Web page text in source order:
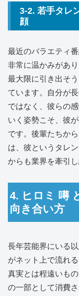
3-2. 若手タレ
顔
最近のバラエティ
非常に温かみがあ
最大限に引き出そ
ています。自分が
ではなく、彼らの
いく姿勢こそ、彼
です。後輩たちか
は、彼というタレ
からも業界を牽引
4. ヒロミ 噂
向き合い方
長年芸能界にいる
がネット上で流れ
真実とは程遠いも
の一部として消費